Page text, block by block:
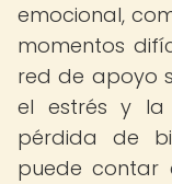
emocional,
momentos
red de apoyo
el estrés y la
pérdida de
puede contar